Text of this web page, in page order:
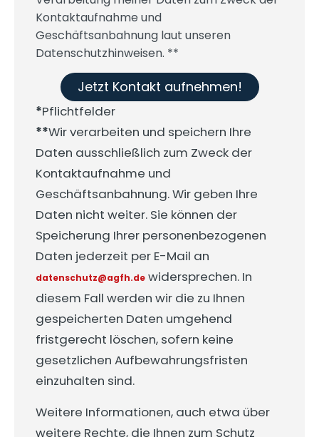
Kontaktaufnahme und
Geschäftsanbahnung laut unseren
Datenschutzhinweisen. **
Jetzt Kontakt aufnehmen!
*Pflichtfelder
**Wir verarbeiten und speichern Ihre
Daten ausschließlich zum Zweck der
Kontaktaufnahme und
Geschäftsanbahnung. Wir geben Ihre
Daten nicht weiter. Sie können der
Speicherung Ihrer personenbezogenen
Daten jederzeit per E-Mail an
datenschutz@agfh.de widersprechen. In
diesem Fall werden wir die zu Ihnen
gespeicherten Daten umgehend
fristgerecht löschen, sofern keine
gesetzlichen Aufbewahrungsfristen
einzuhalten sind.
Weitere Informationen, auch etwa über
weitere Rechte, die Ihnen zum Schutz